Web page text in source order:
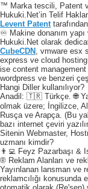
™ Marka tescili, Patent
Hukuki.Net’in Telif
Levent Patent
♾️ Makine donanım yapı
Hukuki.Net olarak
CubeCDN
, vmware esx
express ve cloud hosting
ise content
wordpress ve benzeri
Hangi Diller kullanılıyor?
Anadil: 🇹🇷 Türkçe. 🌐
olmak üzere; İngilizce,
Rusça ve Arapça. (Bu
bazı internet çeviri
Sitenin Webmaster,
uzmanı kimdir?
👨‍💻 Feyz Pazarbaşı &
® Reklam Alanları ve
Yayınlanan lansman ve
reklamcılığı